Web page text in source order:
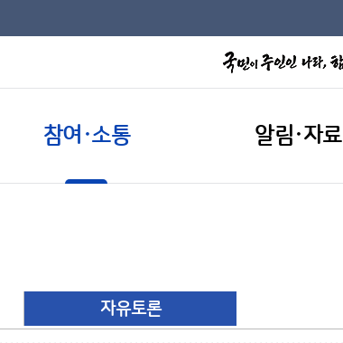
참여·소통 알림·자료
자유토론